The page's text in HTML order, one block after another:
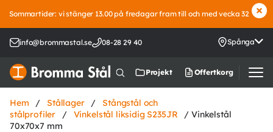
Sommartider: vi stänger 13.00 på fredagar fram till och med vecka 32
info@brommastal.se 08-28 29 40 Spånga
Projekt Offertkorg
Hem / Stållager /
Stångstål och
stålprofiler
/ Vinkelstål liksidig S235JR
/ Vinkelstål
70x70x7 mm